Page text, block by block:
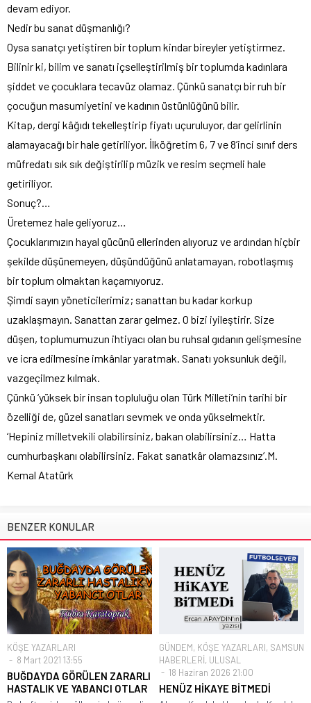
devam ediyor.
Nedir bu sanat düşmanlığı?
Oysa sanatçı yetiştiren bir toplum kindar bireyler yetiştirmez.
Bilinir ki, bilim ve sanatı içselleştirilmiş bir toplumda kadınlara
şiddet ve çocuklara tecavüz olamaz. Çünkü sanatçı bir ruh bir
çocuğun masumiyetini ve kadının üstünlüğünü bilir.
Kitap, dergi kâğıdı tekelleştirip fiyatı uçuruluyor, dar gelirlinin
alamayacağı bir hale getiriliyor. İlköğretim 6, 7 ve 8’inci sınıf ders
müfredatı sık sık değiştirilip müzik ve resim seçmeli hale
getiriliyor.
Sonuç?…
Üretemez hale geliyoruz…
Çocuklarımızın hayal gücünü ellerinden alıyoruz ve ardından hiçbir
şekilde düşünemeyen, düşündüğünü anlatamayan, robotlaşmış
bir toplum olmaktan kaçamıyoruz.
Şimdi sayın yöneticilerimiz; sanattan bu kadar korkup
uzaklaşmayın. Sanattan zarar gelmez. O bizi iyileştirir. Size
düşen, toplumumuzun ihtiyacı olan bu ruhsal gıdanın gelişmesine
ve icra edilmesine imkânlar yaratmak. Sanatı yoksunluk değil,
vazgeçilmez kılmak.
Çünkü ‘yüksek bir insan topluluğu olan Türk Milleti’nin tarihi bir
özelliği de, güzel sanatları sevmek ve onda yükselmektir.
‘Hepiniz milletvekili olabilirsiniz, bakan olabilirsiniz… Hatta
cumhurbaşkanı olabilirsiniz. Fakat sanatkâr olamazsınız’.M.
Kemal Atatürk
BENZER KONULAR
KÖŞE YAZARLARI
8 Mart 2021 13:55
BUĞDAYDA GÖRÜLEN ZARARLI
HASTALIK VE YABANCI OTLAR
GÜNDEM, KÖŞE YAZARLARI, SAMSUN
HABERLERİ, ULUSAL
18 Haziran 2026 21:00
HENÜZ HİKAYE BİTMEDİ